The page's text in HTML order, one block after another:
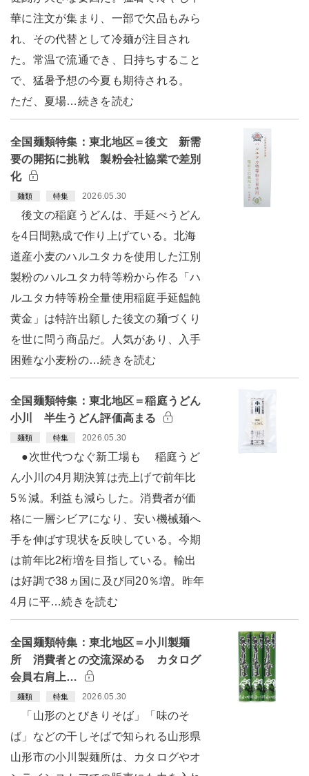
華に注文が集まり、一部で欠品もみら
れ、その代替として冷麺が注目され
た。常温で流通でき、日持ちすること
で、猛暑予想の今夏も期待される。
ただ、夏場…続きを読む
全国麺類特集：東北地区＝後文 新需
要の開拓に挑戦 製粉会社協業で差別
化
麺類 特集 2026.05.30
後文の稲庭うどんは、手延べうどん
を4日間熟成で作り上げている。北海
道産小麦のハルユタカを使用した江別
製粉のハルユタカ特等粉から作る「ハ
ルユタカ特等粉全量使用稲庭手延饂飩
黄金」は特許出願した後文の麺づくり
を世に問う商品だ。人気があり、入手
困難な小麦粉の…続きを読む
全国麺類特集：東北地区＝稲庭うどん
小川 半生うどん評価高まる
麺類 特集 2026.05.30
●次世代つなぐ新工場も 稲庭うど
ん小川の4月期決算は売上げで前年比
5％減。利益も減らした。消費者が価
格に一層シビアになり、安い機械麺へ
手を伸ばす現状を反映している。今期
は前年比2桁増を目指している。輸出
は好調で38ヵ国に及び同20％増。昨年
4月に平…続きを読む
全国麺類特集：東北地区＝小川製麺
所 消費者との交流深める カタログ
会員右肩上…
麺類 特集 2026.05.30
「山形のとびきりそば」「味のそ
ば」などの干しそばで知られる山形県
山形市の小川製麺所は、カタログやオ